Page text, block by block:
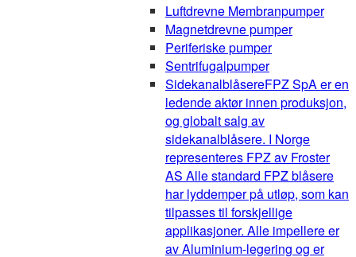
Luftdrevne Membranpumper
Magnetdrevne pumper
Periferiske pumper
Sentrifugalpumper
SidekanalblåsereFPZ SpA er en
ledende aktør innen produksjon,
og globalt salg av
sidekanalblåsere. I Norge
representeres FPZ av Froster
AS Alle standard FPZ blåsere
har lyddemper på utløp, som kan
tilpasses til forskjellige
applikasjoner. Alle impellere er
av Aluminium-legering og er